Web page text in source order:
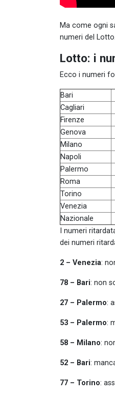
Ma come ogni
numeri del
Lotto: i
Ecco i numeri
Bari
Cagliari
Firenze
Genova
Milano
Napoli
Palermo
Roma
Torino
Venezia
Nazionale
I numeri
dei numeri
2 – Venezia:
78 – Bari: non
27 – Palermo:
53 – Palermo:
58 – Milano:
52 – Bari:
77 – Torino: